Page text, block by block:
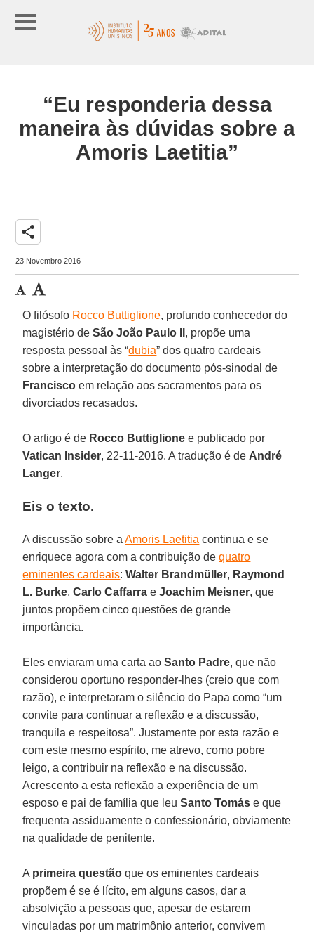
“Eu responderia dessa
maneira às dúvidas sobre a
Amoris Laetitia”
share
23 Novembro 2016
O filósofo Rocco Buttiglione, profundo conhecedor do
magistério deSão João Paulo II , propõe uma
resposta pessoal às “dubia” dos quatro cardeais
sobre a interpretação do documento pós-sinodal de
Francisco em relação aos sacramentos para os
divorciados recasados.
O artigo é de Rocco Buttiglione e publicado por
Vatican Insider, 22-11-2016. A tradução é de André
Langer.
Eis o texto.
A discussão sobre aAmoris Laetitia continua e se
enriquece agora com a contribuição dequatro
eminentes cardeais:Walter Brandmüller, Raymond
L. Burke,Carlo Caffarra eJoachim Meisner, que
juntos propõem cinco questões de grande
importância.
Eles enviaram uma carta aoSanto Padre, que não
considerou oportuno responder-lhes (creio que com
razão), e interpretaram o silêncio do Papa como “um
convite para continuar a reflexão e a discussão,
tranquila e respeitosa”. Justamente por esta razão e
com este mesmo espírito, me atrevo, como pobre
leigo, a contribuir na reflexão e na discussão.
Acrescento a esta reflexão a experiência de um
esposo e pai de família que leuSanto Tomás e que
frequenta assiduamente o confessionário, obviamente
na qualidade de penitente.
A primeira questão que os eminentes cardeais
propõem é se é lícito, em alguns casos, dar a
absolvição a pessoas que, apesar de estarem
vinculadas por um matrimônio anterior, convivem